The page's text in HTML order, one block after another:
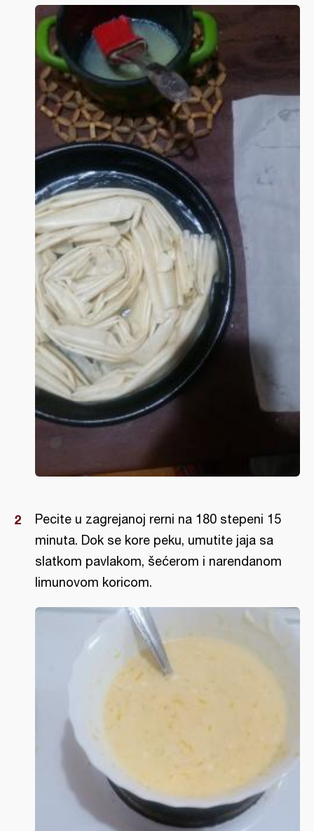
Pecite u zagrejanoj rerni na 180 stepeni 15
minuta. Dok se kore peku, umutite jaja sa
slatkom pavlakom, šećerom i narendanom
limunovom koricom.